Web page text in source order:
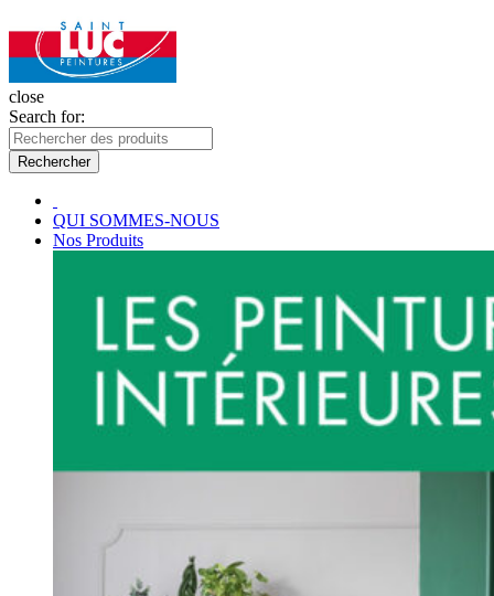
close
Search for:
Rechercher
QUI SOMMES-NOUS
Nos Produits